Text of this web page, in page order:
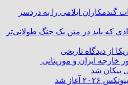
گندمکاران ایلامی را به دردسر
که باید در متن یک جنگ طولانی‌تر
از دیدگاه تاریخی
خارجه ایران و موریتانی
پیکان شد
آغاز شد